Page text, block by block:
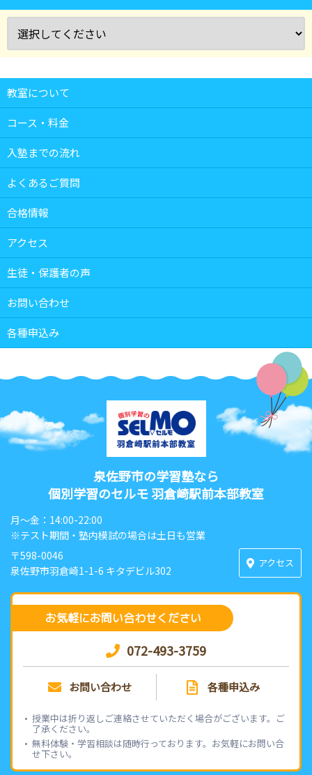
教室について
コース・料金
入塾までの流れ
よくあるご質問
合格情報
アクセス
生徒・保護者の声
お問い合わせ
各種申込み
泉佐野市の学習塾なら
個別学習のセルモ 羽倉崎駅前本部教室
月〜金：14:00-22:00
※テスト期間・塾内模試の場合は土日も営業
〒598-0046
泉佐野市羽倉崎1-1-6 キタデビル302
アクセス
お気軽にお問い合わせください
072-493-3759
お問い合わせ 各種申込み
授業中は折り返しご連絡させていただく場合がございます。ご
了承ください。
無料体験・学習相談は随時行っております。お気軽にお問い合
せ下さい。